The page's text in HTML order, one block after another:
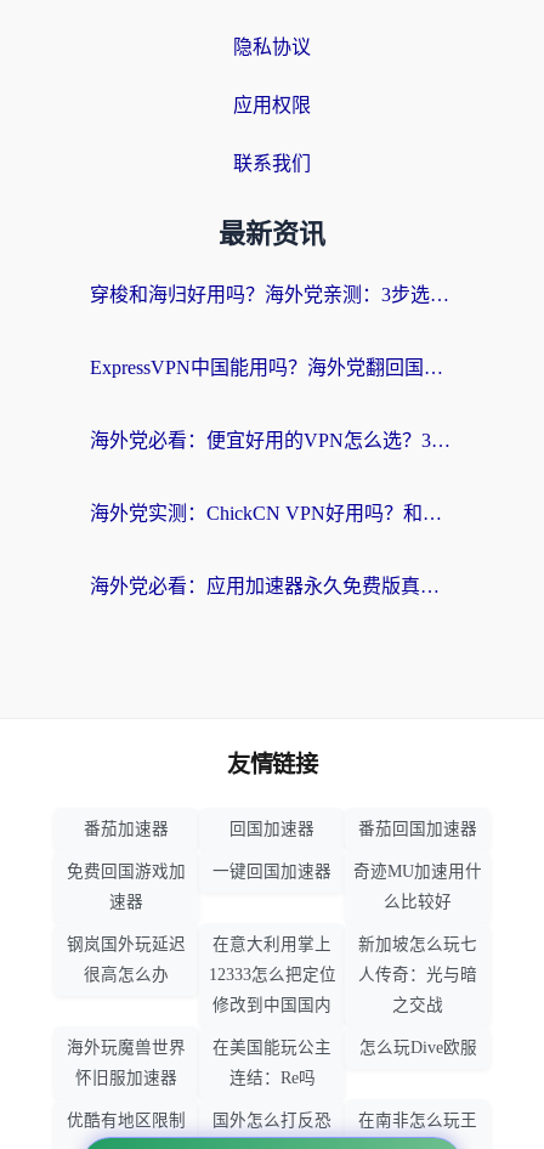
隐私协议
应用权限
联系我们
最新资讯
穿梭和海归好用吗？海外党亲测：3步选对回国加速器，无缝刷国内剧玩手游
ExpressVPN中国能用吗？海外党翻回国内的加速器选择指南（附番茄加速器实测）
海外党必看：便宜好用的VPN怎么选？3步解决回国访问难题+Steam改区技巧
海外党实测：ChickCN VPN好用吗？和OurPlay VPN对比哪个回国效果更好？附避坑指南
海外党必看：应用加速器永久免费版真的靠谱吗？教你选对回国加速器无缝刷国内资源
友情链接
番茄加速器 回国加速器 番茄回国加速器
免费回国游戏加
速器
一键回国加速器
奇迹MU加速用什
么比较好
钢岚国外玩延迟
很高怎么办
在意大利用掌上
12333怎么把定位
修改到中国国内
新加坡怎么玩七
人传奇：光与暗
之交战
海外玩魔兽世界
怀旧服加速器
在美国能玩公主
连结：Re吗
怎么玩Dive欧服
优酷有地区限制
国外怎么打反恐
在南非怎么玩王